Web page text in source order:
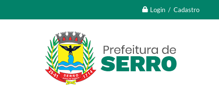
Login / Cadastro